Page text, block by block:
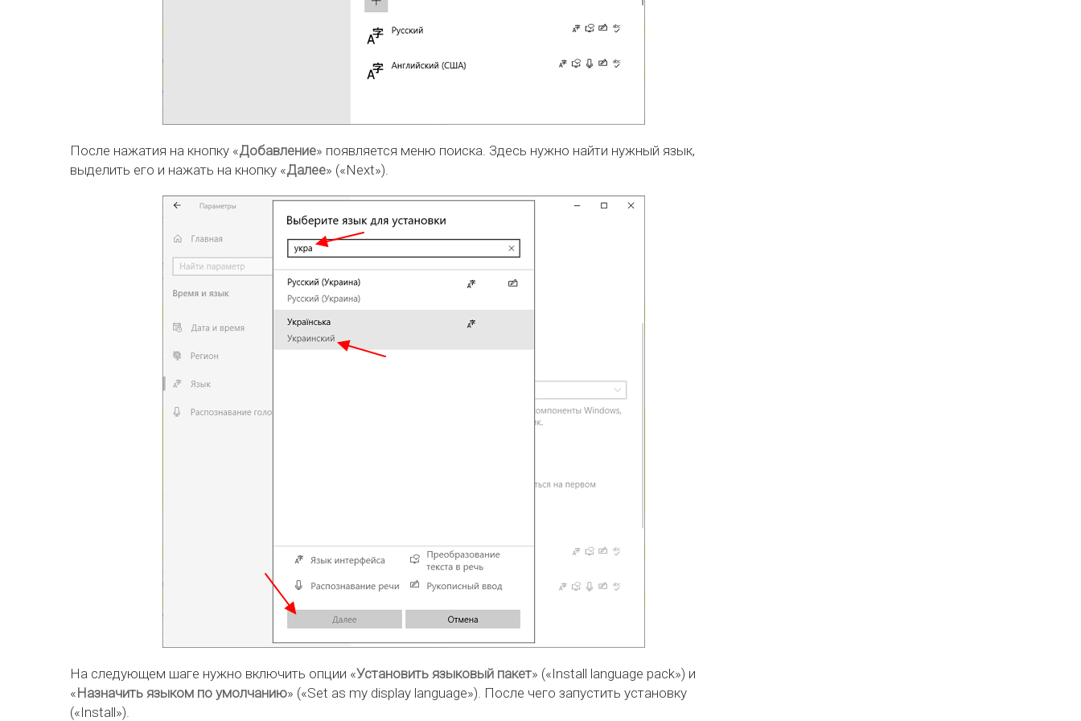
После нажатия на кнопку «Добавление» появляется меню поиска. Здесь нужно найти нужный язык,
выделить его и нажать на кнопку «Далее» («Next»).
На следующем шаге нужно включить опции «Установить языковый пакет» («Install language pack») и
«Назначить языком по умолчанию» («Set as my display language»). После чего запустить установку
(«Install»).